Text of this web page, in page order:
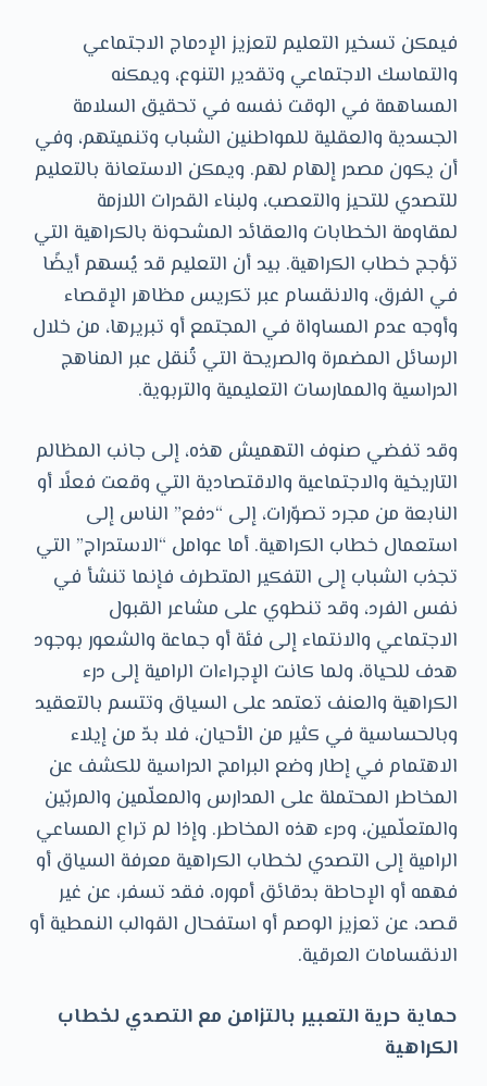
فيمكن تسخير التعليم لتعزيز الإدماج الاجتماعي
والتماسك الاجتماعي وتقدير التنوع، ويمكنه
المساهمة في الوقت نفسه في تحقيق السلامة
الجسدية والعقلية للمواطنين الشباب وتنميتهم، وفي
أن يكون مصدر إلهام لهم. ويمكن الاستعانة بالتعليم
للتصدي للتحيز والتعصب، ولبناء القدرات اللازمة
لمقاومة الخطابات والعقائد المشحونة بالكراهية التي
تؤجج خطاب الكراهية. بيد أن التعليم قد يُسهم أيضًا
في الفرق، والانقسام عبر تكريس مظاهر الإقصاء
وأوجه عدم المساواة في المجتمع أو تبريرها، من خلال
الرسائل المضمرة والصريحة التي تُنقل عبر المناهج
الدراسية والممارسات التعليمية والتربوية.
وقد تفضي صنوف التهميش هذه، إلى جانب المظالم
التاريخية والاجتماعية والاقتصادية التي وقعت فعلًا أو
النابعة من مجرد تصوّرات، إلى “دفع” الناس إلى
استعمال خطاب الكراهية. أما عوامل “الاستدراج” التي
تجذب الشباب إلى التفكير المتطرف فإنما تنشأ في
نفس الفرد، وقد تنطوي على مشاعر القبول
الاجتماعي والانتماء إلى فئة أو جماعة والشعور بوجود
هدف للحياة، ولما كانت الإجراءات الرامية إلى درء
الكراهية والعنف تعتمد على السياق وتتسم بالتعقيد
وبالحساسية في كثير من الأحيان، فلا بدّ من إيلاء
الاهتمام في إطار وضع البرامج الدراسية للكشف عن
المخاطر المحتملة على المدارس والمعلّمين والمربّين
والمتعلّمين، ودرء هذه المخاطر. وإذا لم تراعِ المساعي
الرامية إلى التصدي لخطاب الكراهية معرفة السياق أو
فهمه أو الإحاطة بدقائق أموره، فقد تسفر، عن غير
قصد، عن تعزيز الوصم أو استفحال القوالب النمطية أو
الانقسامات العرقية.
حماية حرية التعبير بالتزامن مع التصدي لخطاب
الكراهية